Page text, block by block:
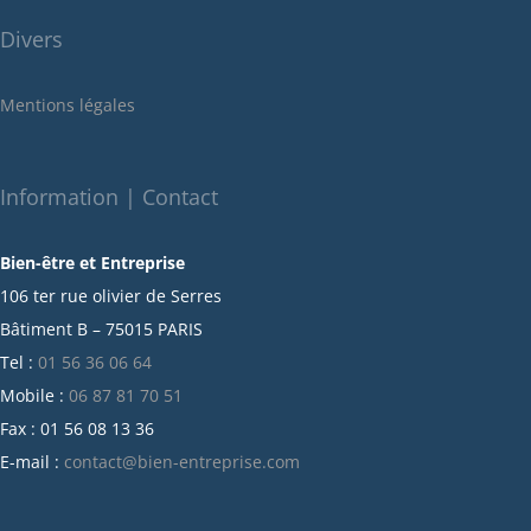
mai 2022
décembre 2021
octobre 2021
juillet 2021
juin 2021
mai 2021
avril 2021
mars 2021
février 2021
janvier 2021
Divers
Mentions légales
Information | Contact
Bien-être et Entreprise
106 ter rue olivier de Serres
Bâtiment B – 75015 PARIS
Tel : 01 56 36 06 64
Mobile : 06 87 81 70 51
Fax : 01 56 08 13 36
E-mail : contact@bien-entreprise.com